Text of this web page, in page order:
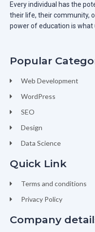
Every individual has the
their life, their community,
power of education is
Popular
Web Development
WordPress
SEO
Design
Data Science
Quick Link
Terms and conditions
Privacy Policy
Company